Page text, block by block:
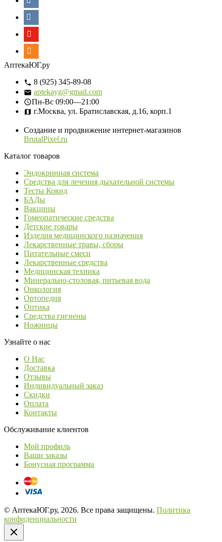
АптекаЮГ.ру
8 (925) 345-89-08
aptekayg@gmail.com
Пн-Вс 09:00—21:00
г.Москва, ул. Братиславская, д.16, корп.1
Создание и продвижение интернет-магазинов
BrutalPixel.ru
Каталог товаров
Эндокринная система
Средства для лечения дыхательной системы
Тесты Ковид
БАДы
Вакцины
Гомеопатические средства
Детские товары
Изделия медицинского назначения
Лекарственные травы, сборы
Питательные смеси
Лекарственные средства
Медицинская техника
Минерально-столовая, питьевая вода
Онкология
Ортопедия
Оптика
Средства гигиены
Ножницы
Узнайте о нас
О Нас
Доставка
Отзывы
Индивидуальный заказ
Скидки
Оплата
Контакты
Обслуживание клиентов
Мой профиль
Ваши заказы
Бонусная программа
© АптекаЮГ.ру, 2026. Все права защищены. Политика
конфиденциальности